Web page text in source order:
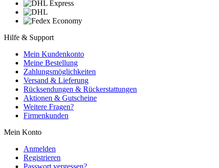
Hilfe & Support
Mein Kundenkonto
Meine Bestellung
Zahlungsmöglichkeiten
Versand & Lieferung
Rücksendungen & Rückerstattungen
Aktionen & Gutscheine
Weitere Fragen?
Firmenkunden
Mein Konto
Anmelden
Registrieren
Passwort vergessen?